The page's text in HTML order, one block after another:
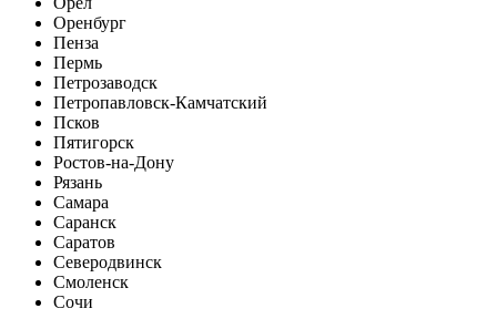
Оренбург
Пенза
Пермь
Петрозаводск
Петропавловск-Камчатский
Псков
Пятигорск
Ростов-на-Дону
Рязань
Самара
Саранск
Саратов
Северодвинск
Смоленск
Сочи